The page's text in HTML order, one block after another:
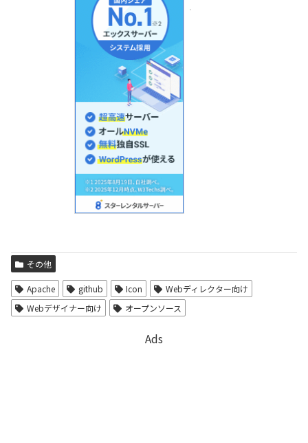
その他
Apache github Icon
Webディレクター向け
Webデザイナー向け
オープンソース
Ads